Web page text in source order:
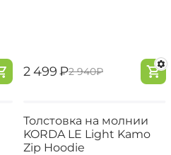
‍2 499‍₽‍2 940‍₽
Толстовка на молнии
KORDA LE Light Kamo
Zip Hoodie